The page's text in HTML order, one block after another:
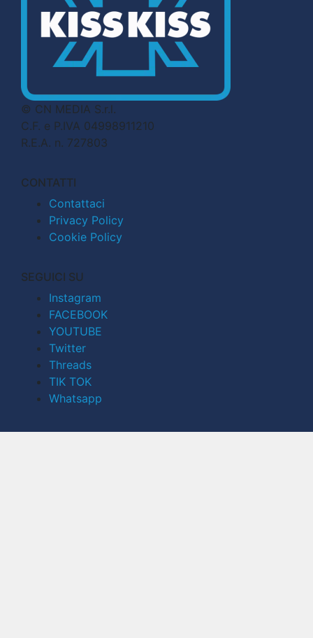
© CN MEDIA S.r.l.
C.F. e P.IVA 04998911210
R.E.A. n. 727803
CONTATTI
Contattaci
Privacy Policy
Cookie Policy
SEGUICI SU
Instagram
FACEBOOK
YOUTUBE
Twitter
Threads
TIK TOK
Whatsapp